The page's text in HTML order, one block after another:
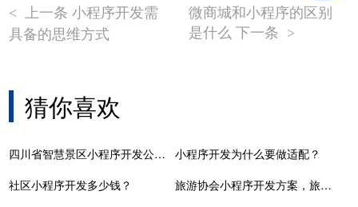
<
上一条 小程序开发需
具备的思维方式
微商城和小程序的区别
是什么 下一条 >
猜你喜欢
四川省智慧景区小程序开发公司，四川省智慧旅游云平台项目
小程序开发为什么要做适配？
社区小程序开发多少钱？
旅游协会小程序开发方案，旅游小程序模板源码